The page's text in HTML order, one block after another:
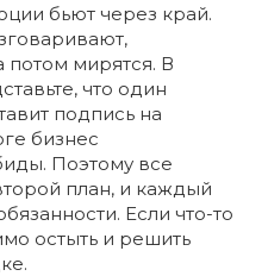
бьют через край.
потом мирятся. В
что один
подпись на
бизнес
Поэтому все
план, и каждый
Если что-то
остыть и решить